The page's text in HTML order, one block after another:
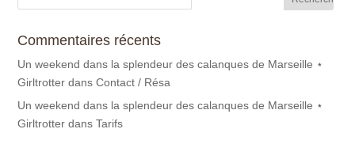
Commentaires récents
Un weekend dans la splendeur des calanques de Marseille ⋆
Girltrotter dansContact / Résa
Un weekend dans la splendeur des calanques de Marseille ⋆
Girltrotter dansTarifs